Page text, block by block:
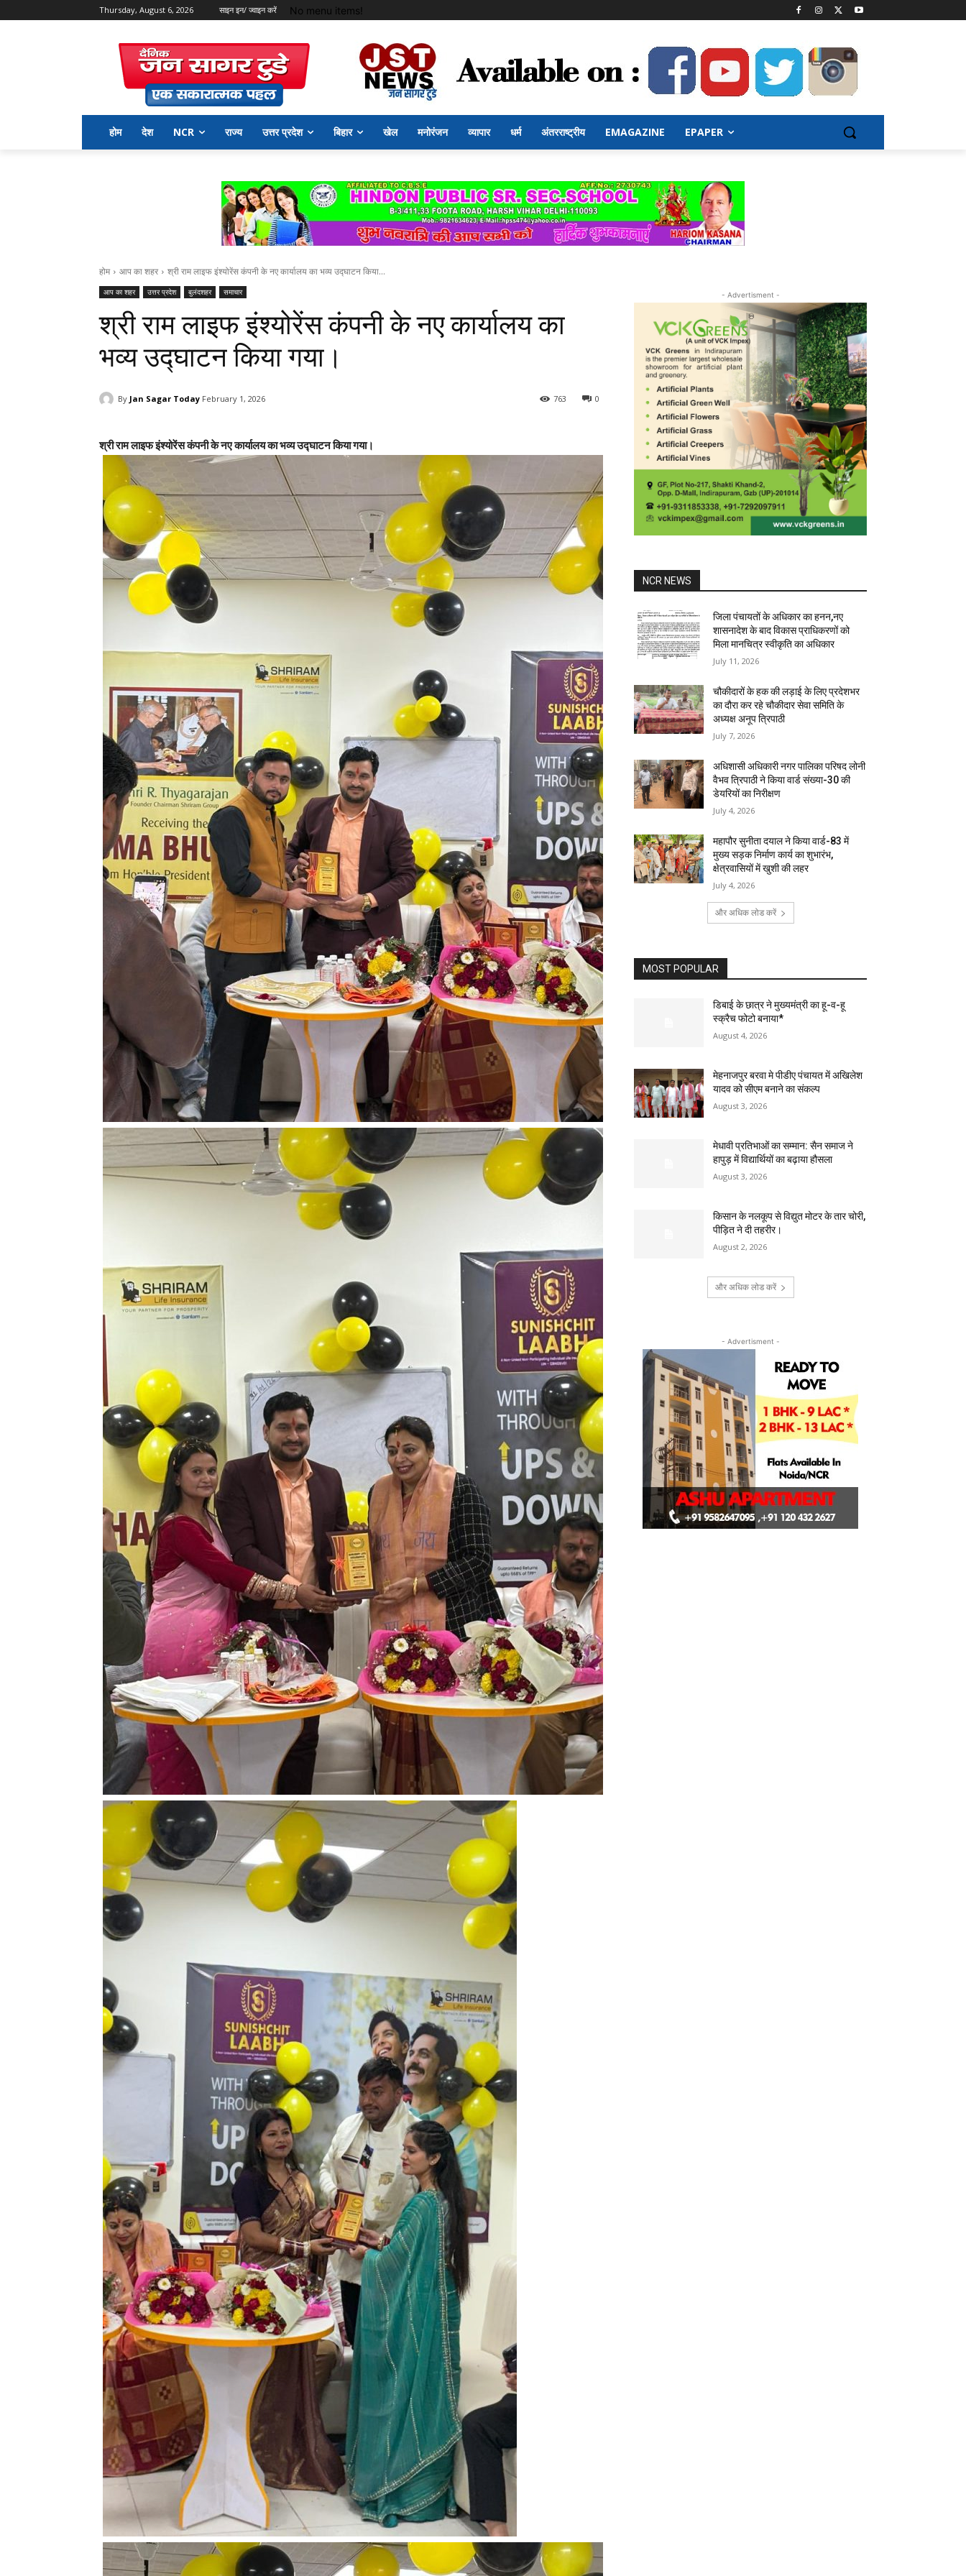
Thursday, August 6, 2026 साइन इन/ ज्वाइन करें No menu items!
होम देश NCR राज्य उत्तर प्रदेश बिहार खेल मनोरंजन व्यापार धर्म अंतरराष्ट्रीय EMAGAZINE EPAPER
होम आप का शहर श्री राम लाइफ इंश्योरेंस कंपनी के नए कार्यालय का भव्य उद्घाटन किया...
आप का शहर उत्तर प्रदेश बुलंदशहर समाचार
श्री राम लाइफ इंश्योरेंस कंपनी के नए कार्यालय का
भव्य उद्घाटन किया गया।
By Jan Sagar Today February 1, 2026 0
763
श्री राम लाइफ इंश्योरेंस कंपनी के नए कार्यालय का भव्य उद्घाटन किया गया।
- Advertisment -
NCR NEWS
जिला पंचायतों के अधिकार का हनन,नए
शासनादेश के बाद विकास प्राधिकरणों को
मिला मानचित्र स्वीकृति का अधिकार
July 11, 2026
चौकीदारों के हक की लड़ाई के लिए प्रदेशभर
का दौरा कर रहे चौकीदार सेवा समिति के
अध्यक्ष अनूप त्रिपाठी
July 7, 2026
अधिशासी अधिकारी नगर पालिका परिषद लोनी
वैभव त्रिपाठी ने किया वार्ड संख्या-30 की
डेयरियों का निरीक्षण
July 4, 2026
महापौर सुनीता दयाल ने किया वार्ड-83 में
मुख्य सड़क निर्माण कार्य का शुभारंभ,
क्षेत्रवासियों में खुशी की लहर
July 4, 2026
और अधिक लोड करें
MOST POPULAR
डिबाई के छात्र ने मुख्यमंत्री का हू-व-हू
स्क्रैच फोटो बनाया*
August 4, 2026
मेहनाजपुर बरवा मे पीडीए पंचायत में अखिलेश
यादव को सीएम बनाने का संकल्प
August 3, 2026
मेधावी प्रतिभाओं का सम्मान: सैन समाज ने
हापुड़ में विद्यार्थियों का बढ़ाया हौसला
August 3, 2026
किसान के नलकूप से विद्युत मोटर के तार चोरी,
पीड़ित ने दी तहरीर।
August 2, 2026
और अधिक लोड करें
- Advertisment -